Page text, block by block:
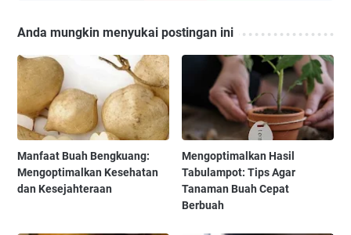
Anda mungkin menyukai postingan ini
Manfaat Buah Bengkuang:
Mengoptimalkan Kesehatan
dan Kesejahteraan
Mengoptimalkan Hasil
Tabulampot: Tips Agar
Tanaman Buah Cepat
Berbuah